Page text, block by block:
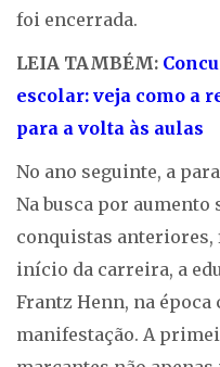
foi encerrada.
LEIA TAMBÉM:
escolar: veja como a
para a volta às aulas
No ano seguinte, a
Na busca por
conquistas anteriores,
início da carreira, a
Frantz Henn, na
manifestação. A